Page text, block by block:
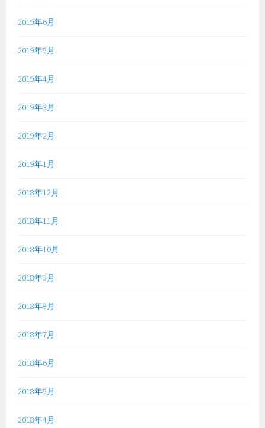
2019年6月
2019年5月
2019年4月
2019年3月
2019年2月
2019年1月
2018年12月
2018年11月
2018年10月
2018年9月
2018年8月
2018年7月
2018年6月
2018年5月
2018年4月